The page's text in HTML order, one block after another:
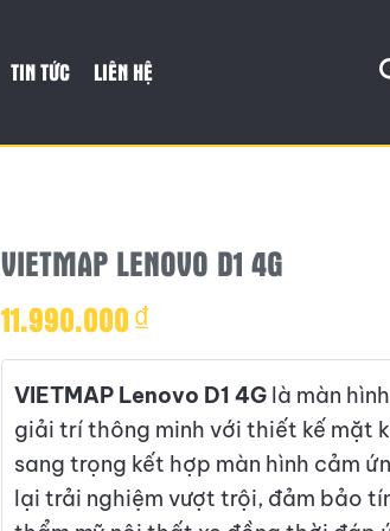
TIN TỨC LIÊN HỆ
VIETMAP LENOVO D1 4G
11.990.000₫
VIETMAP Lenovo D1 4G là màn
giải trí thông minh với thiết kế mặt
sang trọng kết hợp màn hình cảm
lại trải nghiệm vượt trội, đảm bảo